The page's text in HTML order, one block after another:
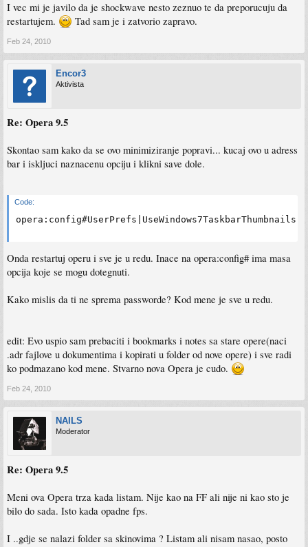
I vec mi je javilo da je shockwave nesto zeznuo te da preporucuju da
restartujem.
Tad sam je i zatvorio zapravo.
Feb 24, 2010
Encor3
Aktivista
Re: Opera 9.5
Skontao sam kako da se ovo minimiziranje popravi... kucaj ovo u adress
bar i iskljuci naznacenu opciju i klikni save dole.
Code:
opera:config#UserPrefs|UseWindows7TaskbarThumbnails
Onda restartuj operu i sve je u redu. Inace na opera:config# ima masa
opcija koje se mogu dotegnuti.
Kako mislis da ti ne sprema passworde? Kod mene je sve u redu.
edit: Evo uspio sam prebaciti i bookmarks i notes sa stare opere(naci
.adr fajlove u dokumentima i kopirati u folder od nove opere) i sve radi
ko podmazano kod mene. Stvarno nova Opera je cudo.
Feb 24, 2010
NAILS
Moderator
Re: Opera 9.5
Meni ova Opera trza kada listam. Nije kao na FF ali nije ni kao sto je
bilo do sada. Isto kada opadne fps.
I ..gdje se nalazi folder sa skinovima ? Listam ali nisam nasao, posto